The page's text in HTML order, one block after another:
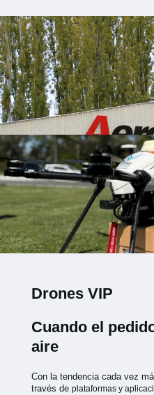
Drones VIP
Cuando el
aire
Con la tendencia cada vez
través de plataformas y